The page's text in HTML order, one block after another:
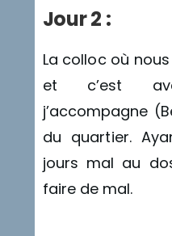
Jour 2 :
La colloc où
et c’est
j’accompagne
du quartier.
jours mal au
faire de mal.